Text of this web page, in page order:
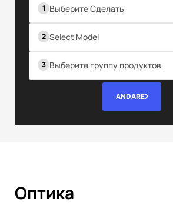
Выберите Сделать
Select Model
Выберите группу продуктов
ANDARE
Оптика